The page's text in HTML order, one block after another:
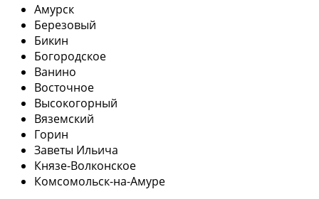
Амурск
Березовый
Бикин
Богородское
Ванино
Восточное
Высокогорный
Вяземский
Горин
Заветы Ильича
Князе-Волконское
Комсомольск-на-Амуре